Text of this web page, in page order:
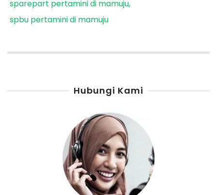
sparepart pertamini di mamuju
spbu pertamini di mamuju
Hubungi Kami